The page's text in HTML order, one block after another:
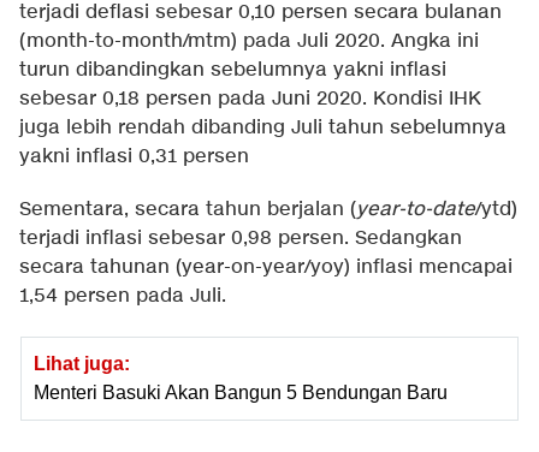
terjadi deflasi sebesar 0,10 persen secara bulanan
(month-to-month/mtm) pada Juli 2020. Angka ini
turun dibandingkan sebelumnya yakni inflasi
sebesar 0,18 persen pada Juni 2020. Kondisi IHK
juga lebih rendah dibanding Juli tahun sebelumnya
yakni inflasi 0,31 persen
Sementara, secara tahun berjalan (year-to-date/ytd)
terjadi inflasi sebesar 0,98 persen. Sedangkan
secara tahunan (year-on-year/yoy) inflasi mencapai
1,54 persen pada Juli.
Lihat juga:
Menteri Basuki Akan Bangun 5 Bendungan Baru